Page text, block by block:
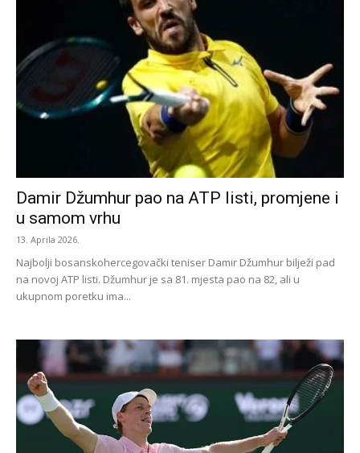
Damir Džumhur pao na ATP listi, promjene i
u samom vrhu
13. Aprila 2026.
Najbolji bosanskohercegovački teniser Damir Džumhur bilježi pad
na novoj ATP listi. Džumhur je sa 81. mjesta pao na 82, ali u
ukupnom poretku ima...